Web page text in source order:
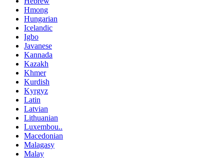
Hmong
Hungarian
Icelandic
Igbo
Javanese
Kannada
Kazakh
Khmer
Kurdish
Kyrgyz
Latin
Latvian
Lithuanian
Luxembou..
Macedonian
Malagasy
Malay